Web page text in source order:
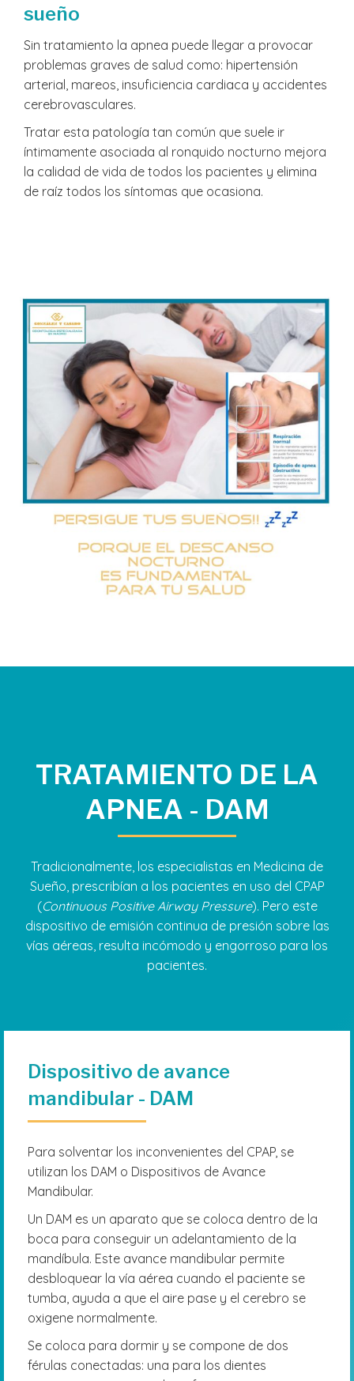
sueño
Sin tratamiento la apnea puede llegar a provocar
problemas graves de salud como: hipertensión
arterial, mareos, insuficiencia cardiaca y accidentes
cerebrovasculares.
Tratar esta patología tan común que suele ir
íntimamente asociada al ronquido nocturno mejora
la calidad de vida de todos los pacientes y elimina
de raíz todos los síntomas que ocasiona.
TRATAMIENTO DE LA
APNEA - DAM
Tradicionalmente, los especialistas en Medicina de
Sueño, prescribían a los pacientes en uso del CPAP
(ContinuousPositiveAirway Pressure). Pero este
dispositivo de emisión continua de presión sobre las
vías aéreas, resulta incómodo y engorroso para los
pacientes.
Dispositivo de avance
mandibular - DAM
Para solventar los inconvenientes del CPAP, se
utilizan los DAM o Dispositivos de Avance
Mandibular.
Un DAM es un aparato que se coloca dentro de la
boca para conseguir un adelantamiento de la
mandíbula. Este avance mandibular permite
desbloquear la vía aérea cuando el paciente se
tumba, ayuda a que el aire pase y el cerebro se
oxigene normalmente.
Se coloca para dormir y se compone de dos
férulas conectadas: una para los dientes